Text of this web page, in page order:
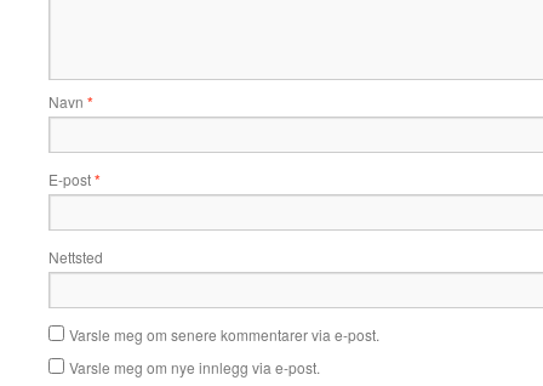
Navn *
E-post*
Nettsted
Varsle meg om senere kommentarer via e-post.
Varsle meg om nye innlegg via e-post.